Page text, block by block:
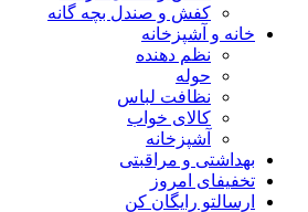
کفش و صندل بچه گانه
خانه و آشپزخانه
نظم دهنده
حوله
نظافت لباس
کالای خواب
آشپزخانه
بهداشتی و مراقبتی
تخفیفای امروز
ارسالتو رایگان کن